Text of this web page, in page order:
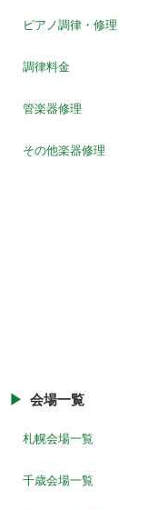
ピアノ調律・修理
調律料金
管楽器修理
その他楽器修理
会場一覧
札幌会場一覧
千歳会場一覧